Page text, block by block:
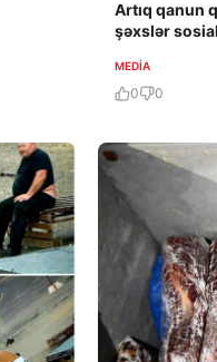
Artıq qanun
şəxslər
MEDİA
0 0